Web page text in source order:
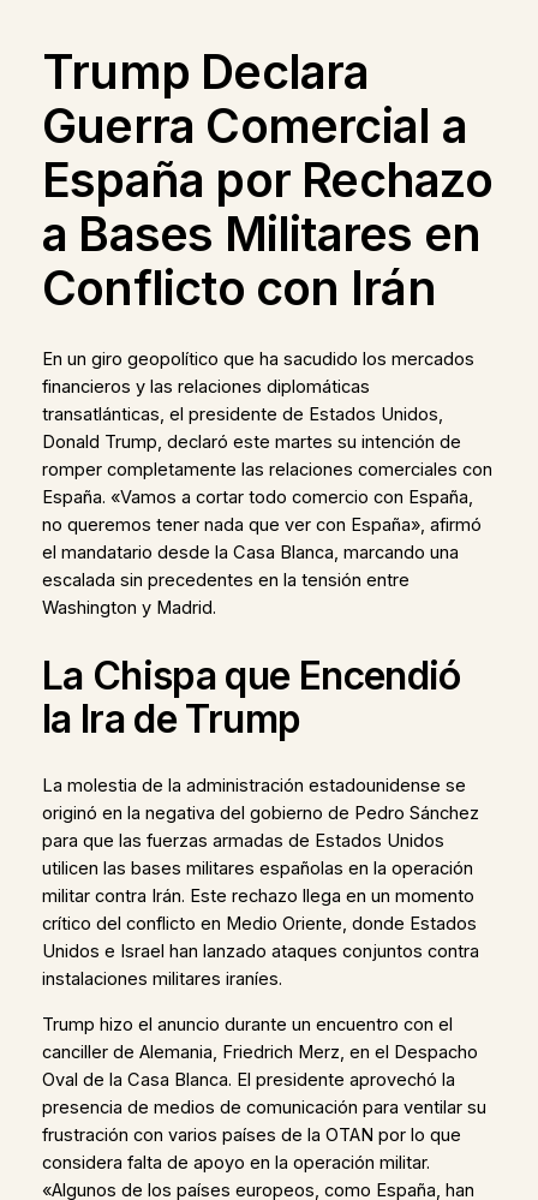
Trump Declara
Guerra Comercial a
España por Rechazo
a Bases Militares en
Conflicto con Irán
En un giro geopolítico que ha sacudido los mercados
financieros y las relaciones diplomáticas
transatlánticas, el presidente de Estados Unidos,
Donald Trump, declaró este martes su intención de
romper completamente las relaciones comerciales con
España. «Vamos a cortar todo comercio con España,
no queremos tener nada que ver con España», afirmó
el mandatario desde la Casa Blanca, marcando una
escalada sin precedentes en la tensión entre
Washington y Madrid.
La Chispa que Encendió
la Ira de Trump
La molestia de la administración estadounidense se
originó en la negativa del gobierno de Pedro Sánchez
para que las fuerzas armadas de Estados Unidos
utilicen las bases militares españolas en la operación
militar contra Irán. Este rechazo llega en un momento
crítico del conflicto en Medio Oriente, donde Estados
Unidos e Israel han lanzado ataques conjuntos contra
instalaciones militares iraníes.
Trump hizo el anuncio durante un encuentro con el
canciller de Alemania, Friedrich Merz, en el Despacho
Oval de la Casa Blanca. El presidente aprovechó la
presencia de medios de comunicación para ventilar su
frustración con varios países de la OTAN por lo que
considera falta de apoyo en la operación militar.
«Algunos de los países europeos, como España, han